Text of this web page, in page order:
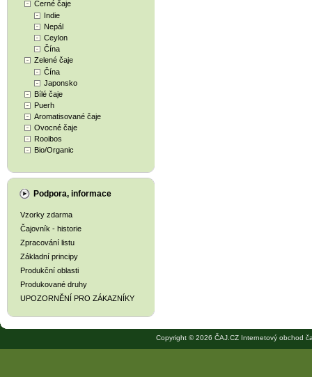
Černé čaje
Indie
Nepál
Ceylon
Čína
Zelené čaje
Čína
Japonsko
Bílé čaje
Puerh
Aromatisované čaje
Ovocné čaje
Rooibos
Bio/Organic
Podpora, informace
Vzorky zdarma
Čajovník - historie
Zpracování listu
Základní principy
Produkční oblasti
Produkované druhy
UPOZORNĚNÍ PRO ZÁKAZNÍKY
Copyright © 2026 ČAJ.CZ Internetový obchod